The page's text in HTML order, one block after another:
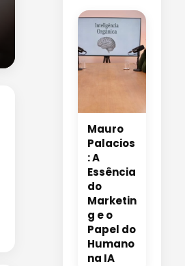
Mauro
Palacios
: A
Essência
do
Marketin
g e o
Papel do
Humano
na IA